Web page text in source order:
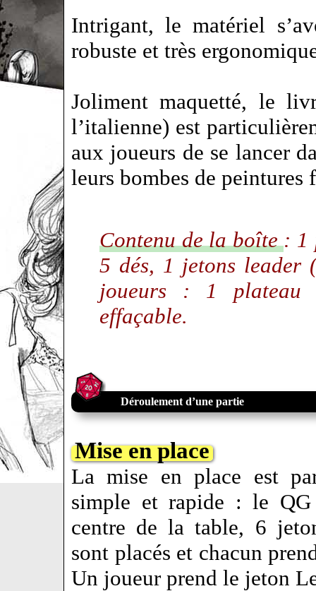
Intrigant, le matériel
robuste et très
Joliment maquetté, le
l’italienne) est
aux joueurs de se lancer
leurs bombes de
Contenu de la boîte: 1
5 dés, 1 jetons leader
joueurs : 1 plateau
effaçable.
Déroulement d’une partie
Mise en place
La mise en place est
simple et rapide : le
centre de la table, 6
sont placés et chacun
Un joueur prend le jeton